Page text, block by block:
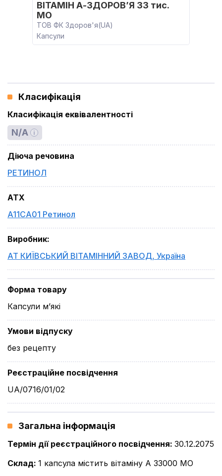
ВІТАМІН А-ЗДОРОВ’Я 33 тис.
МО
ТОВ ФК Здоров'я(UA)
Капсули
Класифікація
Класифікація еквівалентності
N/A
Діюча речовина
РЕТИНОЛ
ATX
A11CA01 Ретинол
Виробник:
АТ КИЇВСЬКИЙ ВІТАМІННИЙ ЗАВОД, Україна
Форма товару
Капсули м’які
Умови відпуску
без рецепту
Реєстраційне посвідчення
UA/0716/01/02
Загальна інформація
Термін дії реєстраційного посвідчення: 30.12.2075
Склад: 1 капсула містить вітаміну А 33000 МО